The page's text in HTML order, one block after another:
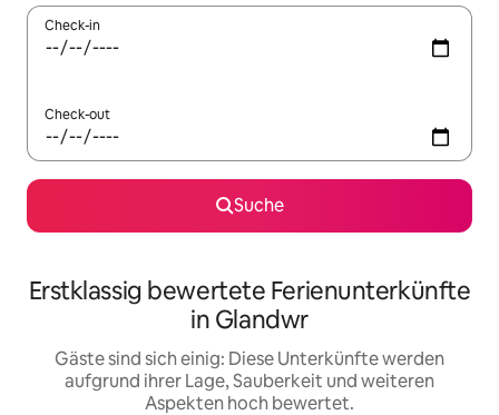
Check-in
Check-out
Suche
Erstklassig bewertete Ferienunterkünfte
in Glandwr
Gäste sind sich einig: Diese Unterkünfte werden
aufgrund ihrer Lage, Sauberkeit und weiteren
Aspekten hoch bewertet.